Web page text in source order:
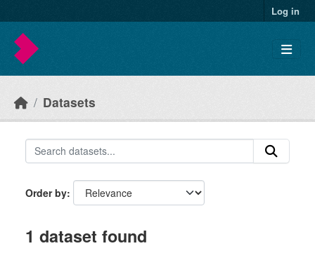
Log in
Datasets
Order by
1 dataset found